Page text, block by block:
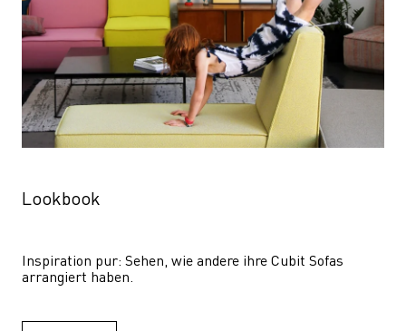
Lookbook
Inspiration pur: Sehen, wie andere ihre Cubit Sofas
arrangiert haben.